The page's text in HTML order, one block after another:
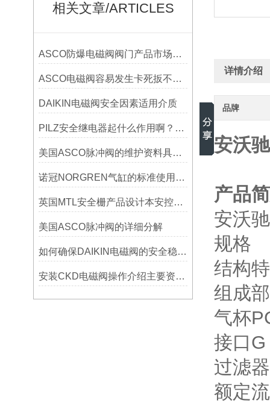
相关文章/ARTICLES
ASCO防爆电磁阀阀门产品市场发展走向呈现出的五大趋势
ASCO电磁阀容易发生卡死扳不动的原因
DAIKIN电磁阀安全因素适用介质
PILZ安全继电器起什么作用啊？原理是什么？
美国ASCO脉冲阀的维护资料具体有哪些
诺冠NORGREN气缸的标准使用次数是多少
英国MTL安全栅产品设计本安控制方方面面
美国ASCO脉冲阀的详细分解
如何确保DAIKIN电磁阀的安全稳定运行？
安装CKD电磁阀操作介绍主要资料分为哪些
详情介绍
品牌
安沃
产品
安沃
规格
结构
组成
气杯
接口
过滤
额定